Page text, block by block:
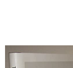
Vendedores